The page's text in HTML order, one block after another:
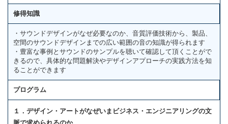
修得知識
・サウンドデザインがなぜ必要なのか、音質評価技術から、製品、
空間のサウンドデザインまでの広い範囲の音の知識が得られます
・豊富な事例とサウンドのサンプルを聴いて確認して頂くことがで
きるので、具体的な問題解決やデザインアプローチの実践方法を知
ることができます
プログラム
１．デザイン・アートがなぜいまビジネス・エンジニアリングの文